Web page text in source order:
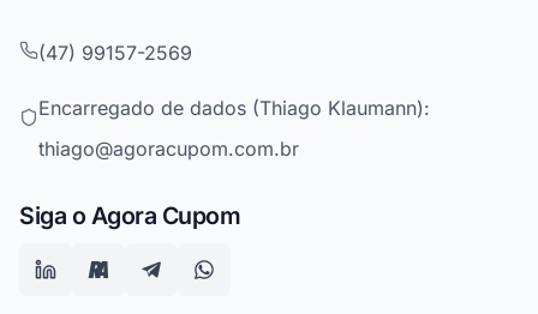
(47) 99157-2569
Encarregado de dados (Thiago Klaumann):
thiago@agoracupom.com.br
Siga o Agora Cupom